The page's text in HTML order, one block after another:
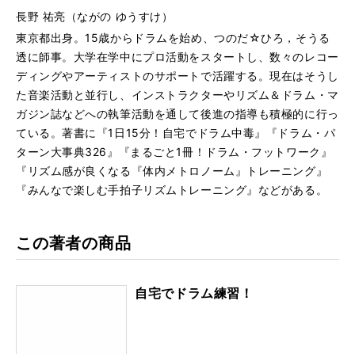
長野 祐亮（ながの ゆうすけ）
東京都出身。15歳からドラムを始め、つのだ☆ひろ，そうる
透に師事。大学在学中にプロ活動をスタートし、数々のレコー
ディングやアーティストのサポートで活躍する。現在はそうし
た音楽活動と並行し、インストラクターやリズム＆ドラム・マ
ガジン誌などへの執筆活動を通して後進の指導も積極的に行っ
ている。著書に『1日15分！自宅でドラム中毒』『ドラム・パ
ターン大事典326』『まるごと1冊！ドラム・フットワーク』
『リズム感が良くなる『体内メトロノーム』トレーニング』
『みんなで楽しむ手拍子リズムトレーニング』などがある。
この著者の商品
自宅でドラム練習！